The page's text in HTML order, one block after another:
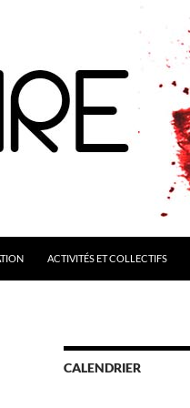
ACTIVITÉS ET COLLECTIFS
CALENDRIER